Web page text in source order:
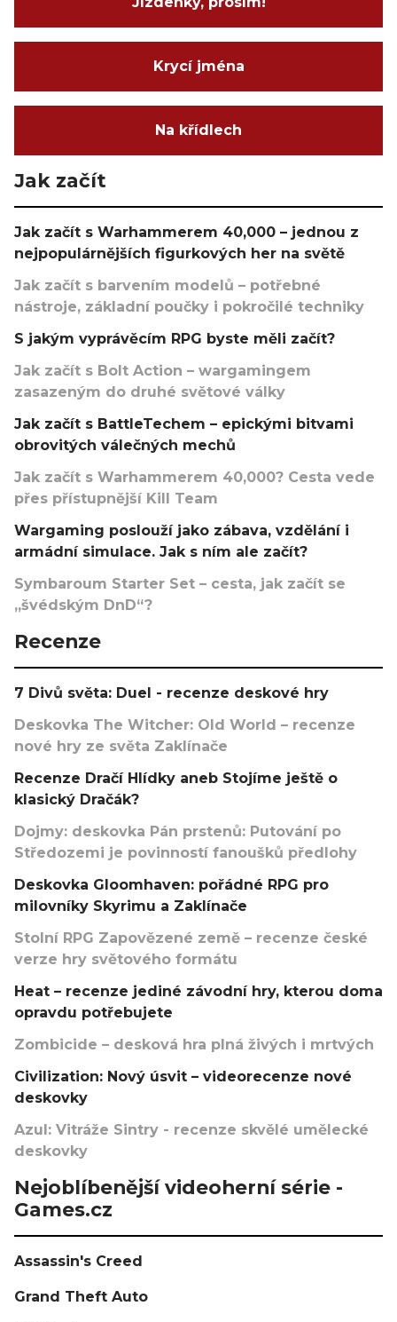
Krycí jména
Na křídlech
Jak začít
Jak začít s Warhammerem 40,000 – jednou z
nejpopulárnějších figurkových her na světě
Jak začít s barvením modelů – potřebné
nástroje, základní poučky i pokročilé techniky
S jakým vyprávěcím RPG byste měli začít?
Jak začít s Bolt Action – wargamingem
zasazeným do druhé světové války
Jak začít s BattleTechem – epickými bitvami
obrovitých válečných mechů
Jak začít s Warhammerem 40,000? Cesta vede
přes přístupnější Kill Team
Wargaming poslouží jako zábava, vzdělání i
armádní simulace. Jak s ním ale začít?
Symbaroum Starter Set – cesta, jak začít se
„švédským DnD“?
Recenze
7 Divů světa: Duel - recenze deskové hry
Deskovka The Witcher: Old World – recenze
nové hry ze světa Zaklínače
Recenze Dračí Hlídky aneb Stojíme ještě o
klasický Dračák?
Dojmy: deskovka Pán prstenů: Putování po
Středozemi je povinností fanoušků předlohy
Deskovka Gloomhaven: pořádné RPG pro
milovníky Skyrimu a Zaklínače
Stolní RPG Zapovězené země – recenze české
verze hry světového formátu
Heat – recenze jediné závodní hry, kterou doma
opravdu potřebujete
Zombicide – desková hra plná živých i mrtvých
Civilization: Nový úsvit – videorecenze nové
deskovky
Azul: Vitráže Sintry - recenze skvělé umělecké
deskovky
Nejoblíbenější videoherní série -
Games.cz
Assassin's Creed
Grand Theft Auto